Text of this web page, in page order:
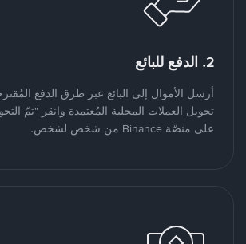
2. الدفع للبائع
أرسل الأموال إلى البائع عبر طرق الدفع
تحويل العملات المحلية المُعتمدة وانقر "تمّ
على منصّة Binance من شخص لشخص.